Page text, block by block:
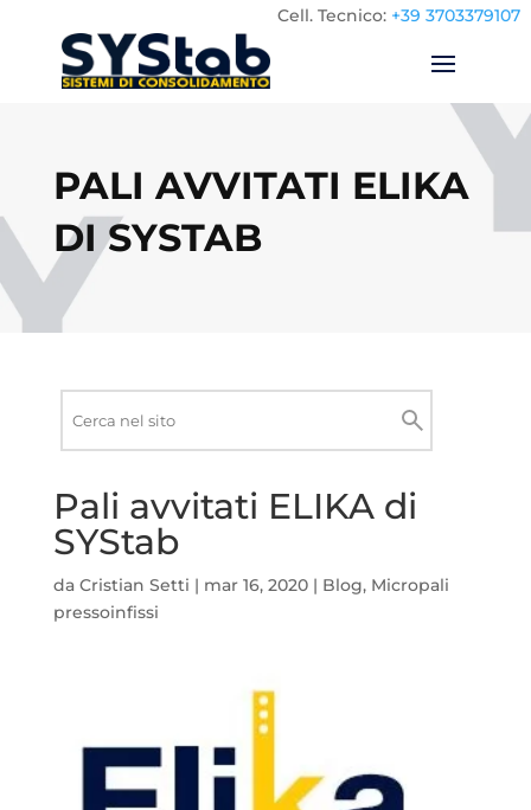
Cell. Tecnico: +39 3703379107
PALI AVVITATI ELIKA
DI SYSTAB
sito
Cerca
Pali avvitati ELIKA di
SYStab
da Cristian Setti | mar 16, 2020| Blog, Micropali
pressoinfissi